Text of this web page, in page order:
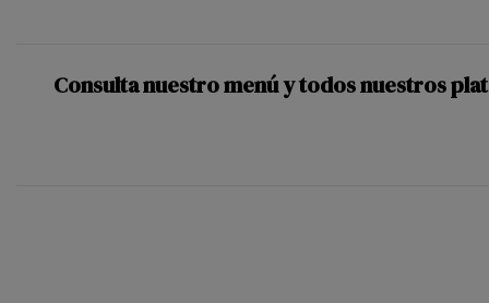
Consulta nuestro menú y todos nuestros